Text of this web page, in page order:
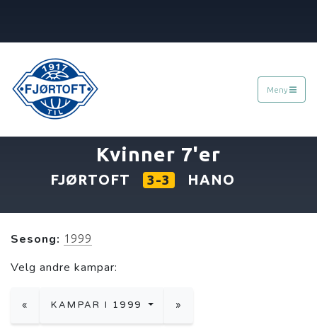
Meny
Kvinner 7'er
FJØRTOFT 3-3 HANO
Sesong: 1999
Velg andre kampar:
« KAMPAR I 1999 »